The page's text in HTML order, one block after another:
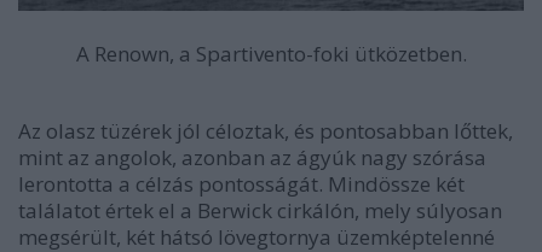
A Renown, a Spartivento-foki ütközetben.
Az olasz tüzérek jól céloztak, és pontosabban lőttek,
mint az angolok, azonban az ágyúk nagy szórása
lerontotta a célzás pontosságát. Mindössze két
találatot értek el a Berwick cirkálón, mely súlyosan
megsérült, két hátsó lövegtornya üzemképtelenné